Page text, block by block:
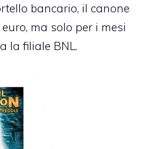
bancario, il canone
ma solo per i mesi
la filiale BNL.